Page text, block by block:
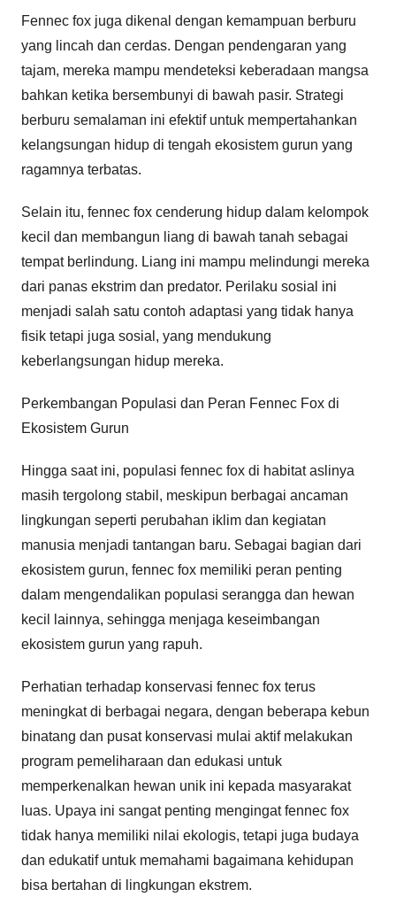
Fennec fox juga dikenal dengan kemampuan berburu
yang lincah dan cerdas. Dengan pendengaran yang
tajam, mereka mampu mendeteksi keberadaan mangsa
bahkan ketika bersembunyi di bawah pasir. Strategi
berburu semalaman ini efektif untuk mempertahankan
kelangsungan hidup di tengah ekosistem gurun yang
ragamnya terbatas.
Selain itu, fennec fox cenderung hidup dalam kelompok
kecil dan membangun liang di bawah tanah sebagai
tempat berlindung. Liang ini mampu melindungi mereka
dari panas ekstrim dan predator. Perilaku sosial ini
menjadi salah satu contoh adaptasi yang tidak hanya
fisik tetapi juga sosial, yang mendukung
keberlangsungan hidup mereka.
Perkembangan Populasi dan Peran Fennec Fox di
Ekosistem Gurun
Hingga saat ini, populasi fennec fox di habitat aslinya
masih tergolong stabil, meskipun berbagai ancaman
lingkungan seperti perubahan iklim dan kegiatan
manusia menjadi tantangan baru. Sebagai bagian dari
ekosistem gurun, fennec fox memiliki peran penting
dalam mengendalikan populasi serangga dan hewan
kecil lainnya, sehingga menjaga keseimbangan
ekosistem gurun yang rapuh.
Perhatian terhadap konservasi fennec fox terus
meningkat di berbagai negara, dengan beberapa kebun
binatang dan pusat konservasi mulai aktif melakukan
program pemeliharaan dan edukasi untuk
memperkenalkan hewan unik ini kepada masyarakat
luas. Upaya ini sangat penting mengingat fennec fox
tidak hanya memiliki nilai ekologis, tetapi juga budaya
dan edukatif untuk memahami bagaimana kehidupan
bisa bertahan di lingkungan ekstrem.